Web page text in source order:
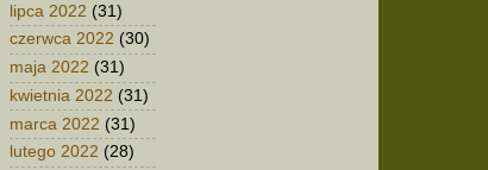
lipca 2022 (31)
czerwca 2022 (30)
maja 2022 (31)
kwietnia 2022 (31)
marca 2022 (31)
lutego 2022 (28)